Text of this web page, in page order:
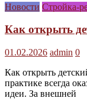
Новости Стройка-
Как открыть
01.02.2026 admin 0
Как открыть
практике всегда
идеи. За внешней